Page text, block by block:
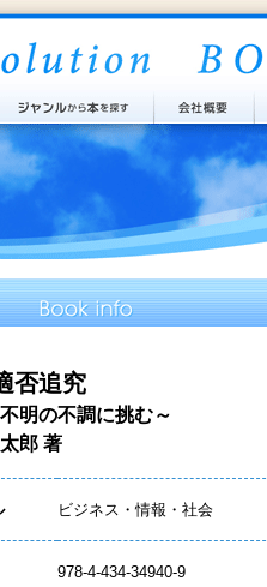
否追究
明の不調に挑む～
郎 著
ビジネス・情報・社会
978-4-434-34940-9